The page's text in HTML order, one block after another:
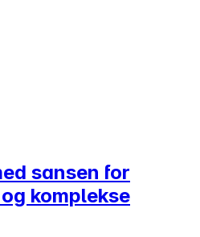
sansen for
komplekse